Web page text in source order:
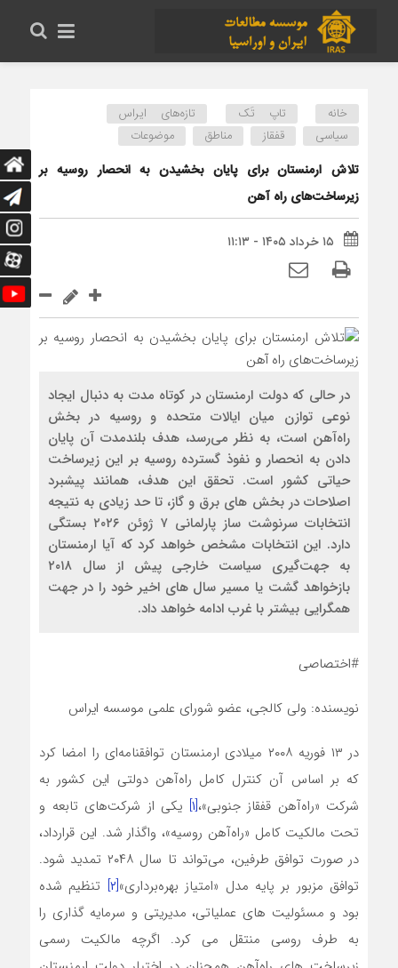
خانه تاپ تَک
تازه‌های ایراس
سیاسی
قفقاز مناطق موضوعات
تلاش ارمنستان برای پایان بخشیدن به انحصار روسیه بر
زیرساخت‌های راه آهن
۱۵ خرداد ۱۴۰۵ - ۱۱:۱۳
در حالی که دولت ارمنستان در کوتاه‌ مدت به دنبال ایجاد
نوعی توازن میان ایالات متحده و روسیه در بخش
راه‌آهن است، به نظر می‌رسد، هدف بلندمدت آن پایان
دادن به انحصار و نفوذ گسترده روسیه بر این زیرساخت
حیاتی کشور است. تحقق این هدف، همانند پیشبرد
اصلاحات در بخش ‌های برق و گاز، تا حد زیادی به نتیجه
انتخابات سرنوشت ‌ساز پارلمانی ۷ ژوئن ۲۰۲۶ بستگی
دارد. این انتخابات مشخص خواهد کرد که آیا ارمنستان
به جهت‌گیری سیاست خارجی پیش از سال ۲۰۱۸
بازخواهد گشت یا مسیر سال‌ های اخیر خود را در جهت
همگرایی بیشتر با غرب ادامه خواهد داد.
#اختصاصی
نویسنده: ولی کالجی، عضو شورای علمی موسسه ایراس
در ۱۳ فوریه ۲۰۰۸ میلادی ارمنستان توافقنامه‌ای را امضا کرد
که بر اساس آن کنترل کامل راه‌آهن دولتی این کشور به
شرکت «راه‌آهن قفقاز جنوبی»،[۱]
یکی از شرکت‌های تابعه و
تحت مالکیت کامل «راه‌آهن روسیه»، واگذار شد. این قرارداد،
در صورت توافق طرفین، می‌تواند تا سال ۲۰۴۸ تمدید شود.
توافق مزبور بر پایه مدل «امتیاز بهره‌برداری»[۲]
تنظیم شده
بود و مسئولیت ‌های عملیاتی، مدیریتی و سرمایه‌ گذاری را
به طرف روسی منتقل می ‌کرد. اگرچه مالکیت رسمی